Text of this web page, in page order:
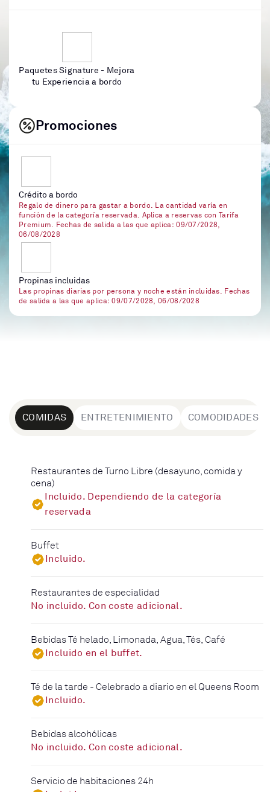
Paquetes Signature - Mejora
tu Experiencia a bordo
Promociones
Crédito a bordo
Regalo de dinero para gastar a bordo. La cantidad varía en
función de la categoría reservada. Aplica a reservas con Tarifa
Premium. Fechas de salida a las que aplica: 09/07/2028,
06/08/2028
Propinas incluidas
Las propinas diarias por persona y noche están incluidas. Fechas
de salida a las que aplica: 09/07/2028, 06/08/2028
COMIDAS ENTRETENIMIENTO COMODIDADES
Restaurantes de Turno Libre (desayuno, comida y
cena)
Incluido. Dependiendo de la categoría
reservada
Buffet
Incluido.
Restaurantes de especialidad
No incluido. Con coste adicional.
Bebidas Té helado, Limonada, Agua, Tés, Café
Incluido en el buffet.
Té de la tarde - Celebrado a diario en el Queens Room
Incluido.
Bebidas alcohólicas
No incluido. Con coste adicional.
Servicio de habitaciones 24h